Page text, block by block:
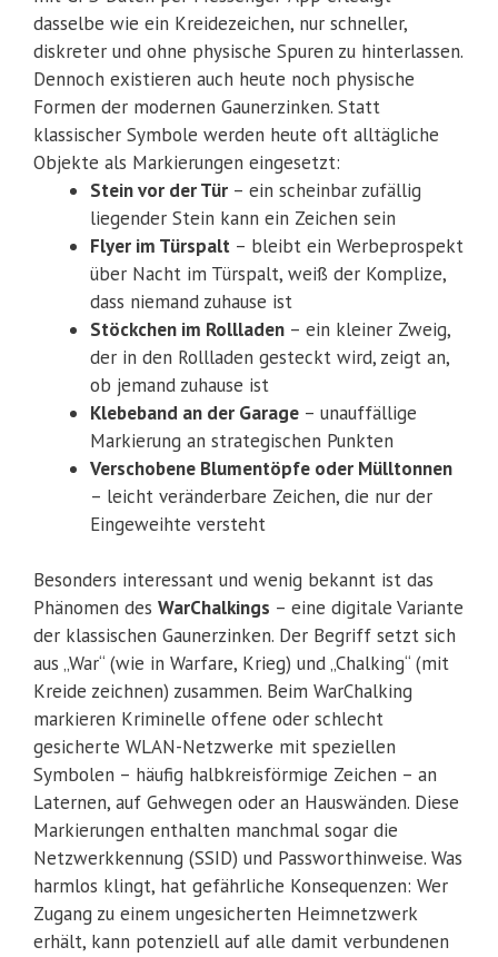
dasselbe wie ein Kreidezeichen, nur schneller,
diskreter und ohne physische Spuren zu hinterlassen.
Dennoch existieren auch heute noch physische
Formen der modernen Gaunerzinken. Statt
klassischer Symbole werden heute oft alltägliche
Objekte als Markierungen eingesetzt:
Stein vor der Tür – ein scheinbar zufällig
liegender Stein kann ein Zeichen sein
Flyer im Türspalt – bleibt ein Werbeprospekt
über Nacht im Türspalt, weiß der Komplize,
dass niemand zuhause ist
Stöckchen im Rollladen – ein kleiner Zweig,
der in den Rollladen gesteckt wird, zeigt an,
ob jemand zuhause ist
Klebeband an der Garage – unauffällige
Markierung an strategischen Punkten
Verschobene Blumentöpfe oder Mülltonnen
– leicht veränderbare Zeichen, die nur der
Eingeweihte versteht
Besonders interessant und wenig bekannt ist das
Phänomen des WarChalkings – eine digitale Variante
der klassischen Gaunerzinken. Der Begriff setzt sich
aus „War“ (wie in Warfare, Krieg) und „Chalking“ (mit
Kreide zeichnen) zusammen. Beim WarChalking
markieren Kriminelle offene oder schlecht
gesicherte WLAN-Netzwerke mit speziellen
Symbolen – häufig halbkreisförmige Zeichen – an
Laternen, auf Gehwegen oder an Hauswänden. Diese
Markierungen enthalten manchmal sogar die
Netzwerkkennung (SSID) und Passworthinweise. Was
harmlos klingt, hat gefährliche Konsequenzen: Wer
Zugang zu einem ungesicherten Heimnetzwerk
erhält, kann potenziell auf alle damit verbundenen